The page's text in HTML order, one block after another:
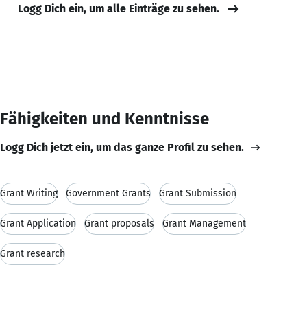
Logg Dich ein, um alle Einträge zu sehen.
Fähigkeiten und Kenntnisse
Logg Dich jetzt ein, um das ganze Profil zu sehen.
Grant Writing Government Grants Grant Submission
Grant Application Grant proposals Grant Management
Grant research